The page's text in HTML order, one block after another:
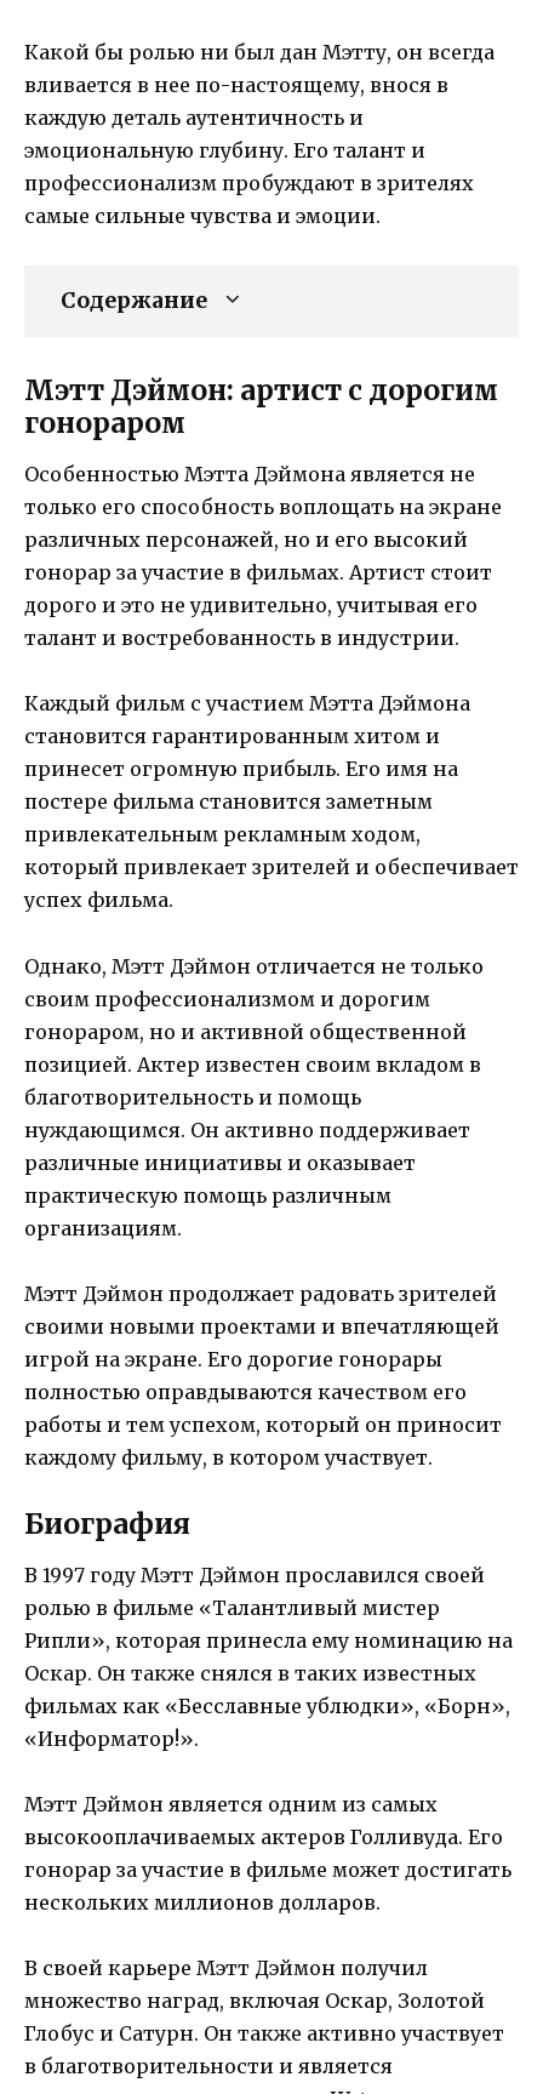
Какой бы ролью ни был дан Мэтту, он всегда
вливается в нее по-настоящему, внося в
каждую деталь аутентичность и
эмоциональную глубину. Его талант и
профессионализм пробуждают в зрителях
самые сильные чувства и эмоции.
Содержание
Мэтт Дэймон: артист с дорогим
гонораром
Особенностью Мэтта Дэймона является не
только его способность воплощать на экране
различных персонажей, но и его высокий
гонорар за участие в фильмах. Артист стоит
дорого и это не удивительно, учитывая его
талант и востребованность в индустрии.
Каждый фильм с участием Мэтта Дэймона
становится гарантированным хитом и
принесет огромную прибыль. Его имя на
постере фильма становится заметным
привлекательным рекламным ходом,
который привлекает зрителей и обеспечивает
успех фильма.
Однако, Мэтт Дэймон отличается не только
своим профессионализмом и дорогим
гонораром, но и активной общественной
позицией. Актер известен своим вкладом в
благотворительность и помощь
нуждающимся. Он активно поддерживает
различные инициативы и оказывает
практическую помощь различным
организациям.
Мэтт Дэймон продолжает радовать зрителей
своими новыми проектами и впечатляющей
игрой на экране. Его дорогие гонорары
полностью оправдываются качеством его
работы и тем успехом, который он приносит
каждому фильму, в котором участвует.
Биография
В 1997 году Мэтт Дэймон прославился своей
ролью в фильме «Талантливый мистер
Рипли», которая принесла ему номинацию на
Оскар. Он также снялся в таких известных
фильмах как «Бесславные ублюдки», «Борн»,
«Информатор!».
Мэтт Дэймон является одним из самых
высокооплачиваемых актеров Голливуда. Его
гонорар за участие в фильме может достигать
нескольких миллионов долларов.
В своей карьере Мэтт Дэймон получил
множество наград, включая Оскар, Золотой
Глобус и Сатурн. Он также активно участвует
в благотворительности и является